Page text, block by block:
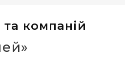
компаній